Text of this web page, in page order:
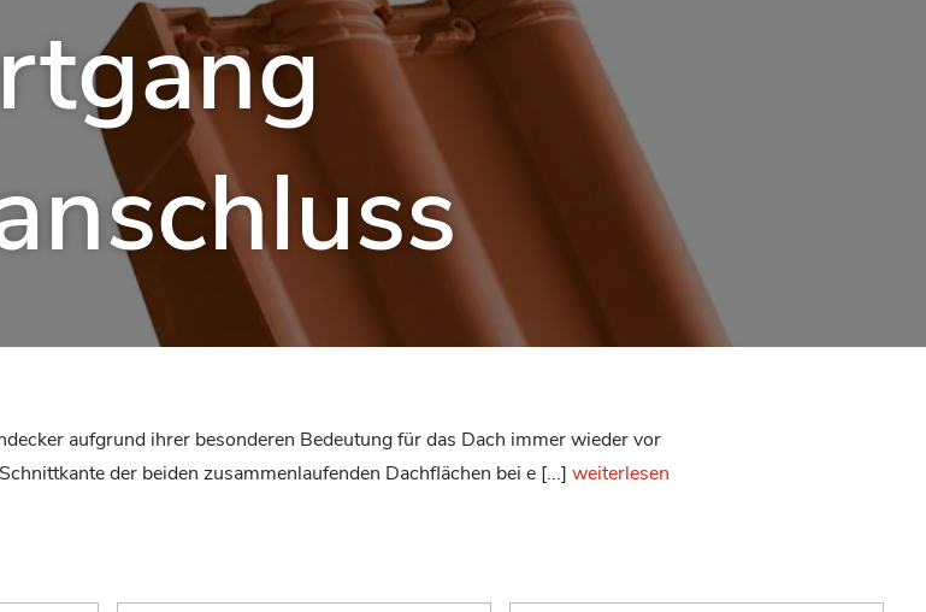
aufgrund ihrer besonderen Bedeutung für das Dach immer wieder vor
der beiden zusammenlaufenden Dachflächen bei e [...] weiterlesen